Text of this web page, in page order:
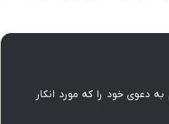
دعوی خود را که مورد انکار